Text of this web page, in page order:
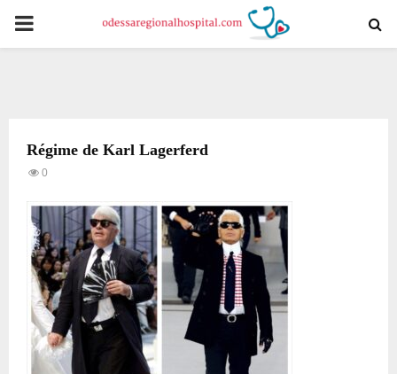
PRIMARY
Régime de Karl Lagerferd
0